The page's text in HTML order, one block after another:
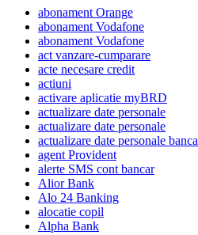
abonament Orange
abonament Vodafone
abonament Vodafone
act vanzare-cumparare
acte necesare credit
actiuni
activare aplicatie myBRD
actualizare date personale
actualizare date personale
actualizare date personale banca
agent Provident
alerte SMS cont bancar
Alior Bank
Alo 24 Banking
alocatie copil
Alpha Bank